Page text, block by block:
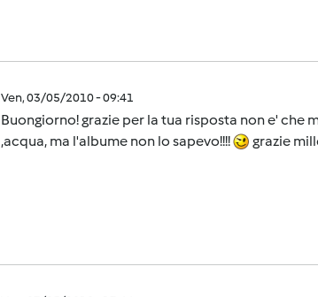
Ven, 03/05/2010 - 09:41
Buongiorno! grazie per la tua risposta non e' che
,acqua, ma l'albume non lo sapevo!!!!
grazie